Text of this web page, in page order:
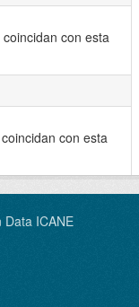
con esta
con esta
Data ICANE